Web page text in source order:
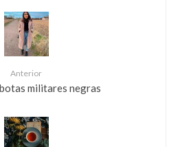
Anterior
militares negras